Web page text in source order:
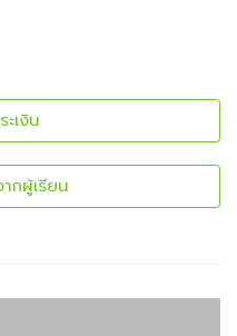
วเข้ารับการทดสอบหลักสูตรการ
บกพร่องและนำไปใช้เป็น
อเข้ารับการทดสอบต่อไป
า และขาดการฝึกปฏิบัติแบบ
ะเงิน
กผู้เรียน